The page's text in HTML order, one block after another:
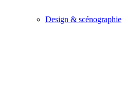
Design & scénographie